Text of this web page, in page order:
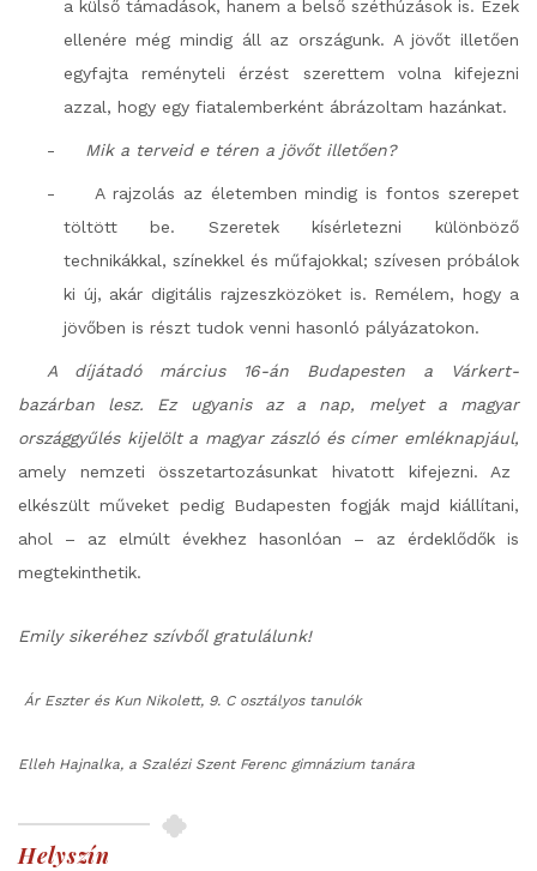
a külső támadások, hanem a belső széthúzások is. Ezek
ellenére még mindig áll az országunk. A jövőt illetően
egyfajta reményteli érzést szerettem volna kifejezni
azzal, hogy egy fiatalemberként ábrázoltam hazánkat.
- Mik a terveid e téren a jövőt illetően?
-
A rajzolás az életemben mindig is fontos szerepet
töltött be. Szeretek kísérletezni különböző
technikákkal, színekkel és műfajokkal; szívesen próbálok
ki új, akár digitális rajzeszközöket is. Remélem, hogy a
jövőben is részt tudok venni hasonló pályázatokon.
A díjátadó március 16-án Budapesten a Várkert-
bazárban lesz.
Ez ugyanis az a nap, melyet a magyar
országgyűlés kijelölt a magyar zászló és címer emléknapjául,
amely nemzeti összetartozásunkat hivatott kifejezni. Az
elkészült műveket pedig Budapesten fogják majd kiállítani,
ahol – az elmúlt évekhez hasonlóan – az érdeklődők is
megtekinthetik.
Emily sikeréhez szívből gratulálunk!
Ár Eszter és Kun Nikolett, 9. C osztályos tanulók
Elleh Hajnalka, a Szalézi Szent Ferenc gimnázium tanára
Helyszín